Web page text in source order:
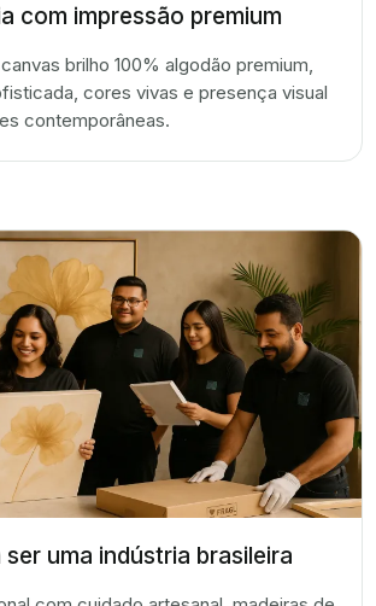
com impressão premium
brilho 100% algodão premium,
cores vivas e presença visual
contemporâneas.
ser uma indústria brasileira